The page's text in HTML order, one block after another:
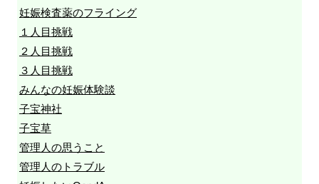
妊娠検査薬のフライング
１人目挑戦
２人目挑戦
３人目挑戦
みんなの妊娠体験談
子宝神社
子宝草
管理人の思うこと
管理人のトラブル